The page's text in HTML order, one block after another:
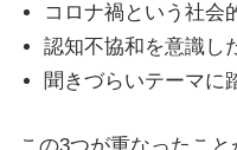
コロナ禍という社会
認知不協和を意識し
聞きづらいテーマに